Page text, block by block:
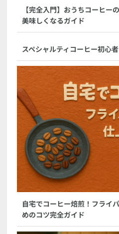
【完全入門】おうちコーヒー
美味しくなるガイド
スペシャルティコーヒー初心
自宅でコーヒー焙煎！フライ
めのコツ完全ガイド